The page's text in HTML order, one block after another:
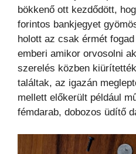
bökkenő ott kezdődött,
forintos bankjegyet
holott az csak érmét
emberi amikor orvosolni
szerelés közben
találtak, az igazán
mellett előkerült például
fémdarab, dobozos üdítő